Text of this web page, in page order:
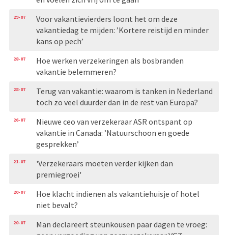
29-07
Voor vakantievierders loont het om deze
vakantiedag te mijden: ’Kortere reistijd en minder
kans op pech’
28-07
Hoe werken verzekeringen als bosbranden
vakantie belemmeren?
28-07
Terug van vakantie: waarom is tanken in Nederland
toch zo veel duurder dan in de rest van Europa?
26-07
Nieuwe ceo van verzekeraar ASR ontspant op
vakantie in Canada: ’Natuurschoon en goede
gesprekken’
21-07
'Verzekeraars moeten verder kijken dan
premiegroei'
20-07
Hoe klacht indienen als vakantiehuisje of hotel
niet bevalt?
20-07
Man declareert steunkousen paar dagen te vroeg: